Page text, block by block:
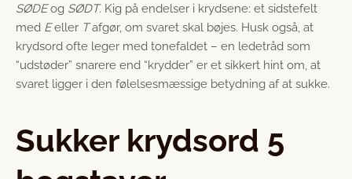
SØDEog SØDT. Kig på endelser i krydsene: et sidstefelt
med Eeller Tafgør, om svaret skal bøjes. Husk også, at
krydsord ofte leger med tonefaldet – en ledetråd som
“udstøder” snarere end “krydder” er et sikkert hint om, at
svaret ligger i den følelsesmæssige betydning af at sukke.
Sukker krydsord 5